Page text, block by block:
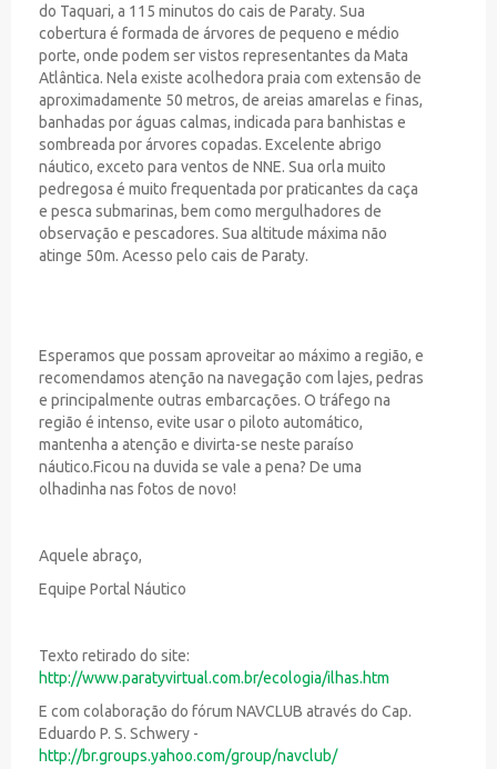
do Taquari, a 115 minutos do cais de Paraty. Sua
cobertura é formada de árvores de pequeno e médio
porte, onde podem ser vistos representantes da Mata
Atlântica. Nela existe acolhedora praia com extensão de
aproximadamente 50 metros, de areias amarelas e finas,
banhadas por águas calmas, indicada para banhistas e
sombreada por árvores copadas. Excelente abrigo
náutico, exceto para ventos de NNE. Sua orla muito
pedregosa é muito frequentada por praticantes da caça
e pesca submarinas, bem como mergulhadores de
observação e pescadores. Sua altitude máxima não
atinge 50m. Acesso pelo cais de Paraty.
Esperamos que possam aproveitar ao máximo a região, e
recomendamos atenção na navegação com lajes, pedras
e principalmente outras embarcações. O tráfego na
região é intenso, evite usar o piloto automático,
mantenha a atenção e divirta-se neste paraíso
náutico.Ficou na duvida se vale a pena? De uma
olhadinha nas fotos de novo!
Aquele abraço,
Equipe Portal Náutico
Texto retirado do site:
http://www.paratyvirtual.com.br/ecologia/ilhas.htm
E com colaboração do fórum NAVCLUB através do Cap.
Eduardo P. S. Schwery -
http://br.groups.yahoo.com/group/navclub/